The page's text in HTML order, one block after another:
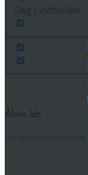
Der er ingen